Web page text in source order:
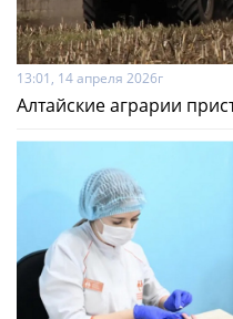
13:01, 14 апреля 2026г
Алтайские аграрии